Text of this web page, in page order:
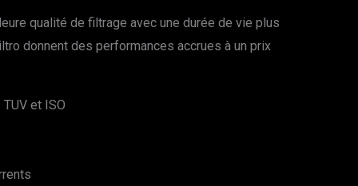
qualité de filtrage avec une durée de vie plus
donnent des performances accrues à un prix
et ISO